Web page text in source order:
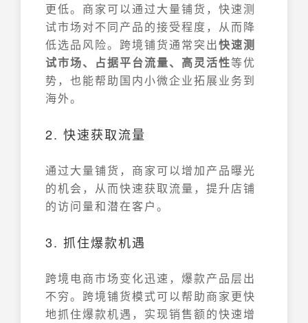
更低。商家可以通过大量铺货，快速测
试市场对不同产品的接受程度，从而降
低选品风险。跨境铺货通常突出快速测
试市场、占据平台流量、高灵活性等优
势，也能帮助国内小微企业拓展业务到
海外。
2. 快速获取流量
通过大量铺货，商家可以增加产品曝光
的机会，从而快速获取流量，提升店铺
的访问量和潜在客户。
3. 抓住爆款机遇
跨境电商市场变化迅速，爆款产品层出
不穷。跨境铺货模式可以帮助商家更快
地抓住爆款机遇，实现销售额的快速增